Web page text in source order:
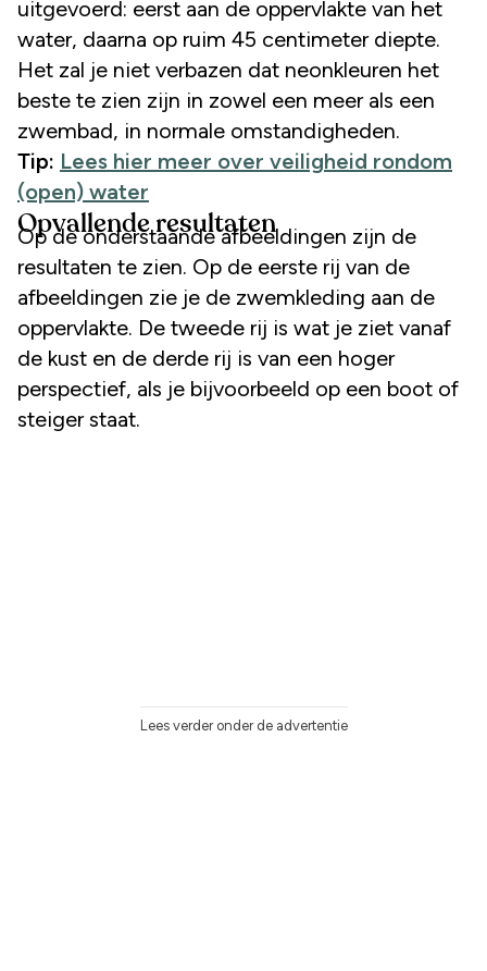
uitgevoerd: eerst aan de oppervlakte van het
water, daarna op ruim 45 centimeter diepte.
Het zal je niet verbazen dat neonkleuren het
beste te zien zijn in zowel een meer als een
zwembad, in normale omstandigheden.
Tip: Lees hier meer over veiligheid rondom
(open) water
Opvallende resultaten
Op de onderstaande afbeeldingen zijn de
resultaten te zien. Op de eerste rij van de
afbeeldingen zie je de zwemkleding aan de
oppervlakte. De tweede rij is wat je ziet vanaf
de kust en de derde rij is van een hoger
perspectief, als je bijvoorbeeld op een boot of
steiger staat.
Lees verder onder de advertentie